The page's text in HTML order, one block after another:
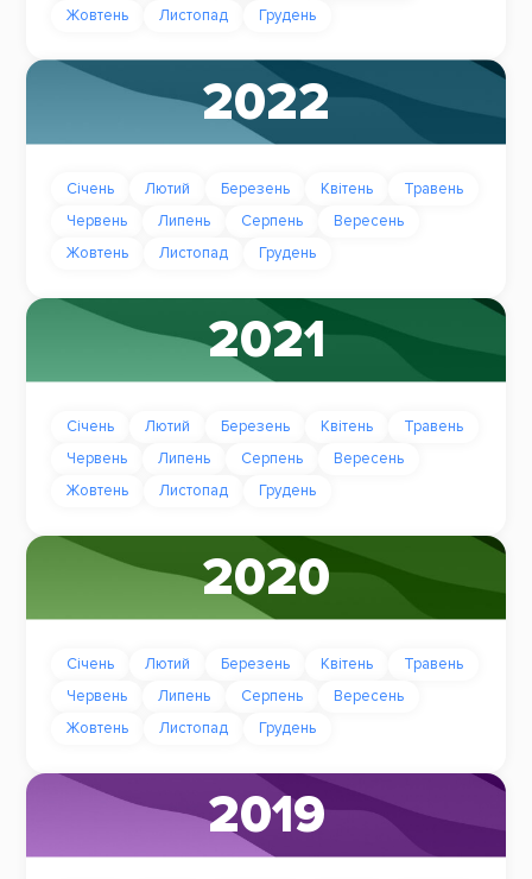
Жовтень
Листопад Грудень
2022
Січень Лютий Березень Квітень
Травень
Червень
Липень Серпень
Вересень
Жовтень
Листопад Грудень
2021
Січень Лютий Березень Квітень
Травень
Червень
Липень Серпень
Вересень
Жовтень
Листопад Грудень
2020
Січень Лютий Березень Квітень
Травень
Червень
Липень Серпень
Вересень
Жовтень
Листопад Грудень
2019